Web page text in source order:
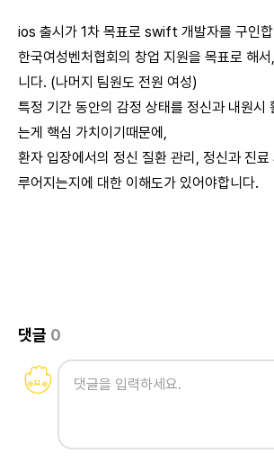
ios 출시가 1차 목표로 swift 개발자를 구인
한국여성벤처협회의 창업 지원을 목표로 해
니다. (나머지 팀원도 전원 여성)
특정 기간 동안의 감정 상태를 정신과 내원시
는게 핵심 가치이기때문에,
환자 입장에서의 정신 질환 관리, 정신과 진료
루어지는지에 대한 이해도가 있어야합니다.
댓글 0